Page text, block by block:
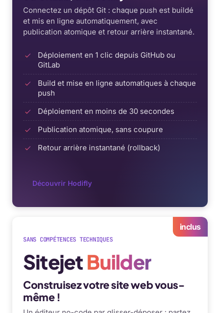
Connectez un dépôt Git : chaque push est buildé
et mis en ligne automatiquement, avec
publication atomique et retour arrière instantané.
Déploiement en 1 clic depuis GitHub ou
GitLab
Build et mise en ligne automatiques à chaque
push
Déploiement en moins de 30 secondes
Publication atomique, sans coupure
Retour arrière instantané (rollback)
Découvrir Hodifly
inclus
SANS COMPÉTENCES TECHNIQUES
SitejetBuilder
Construisez votre site web vous-
même !